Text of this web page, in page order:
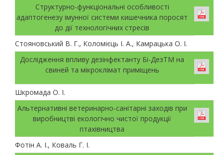
Структурно-функціональні особливості
адаптогенезу імунної системи кишечника поросят
до дії технологічних стресів
Стояновський В. Г., Коломієць І. А., Камрацька О. І.
Дослідження впливу дезінфектанту Бі-ДезТМ на
свиней та мікроклімат приміщень
Шкромада О. І.
Альтернативні ветеринарно-санітарні заходів при
виробництві екологічно чистої продукції
птахівництва
Фотін А. І., Коваль Г. І.